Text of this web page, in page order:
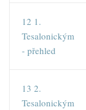
12 1.
Tesalonickým
- přehled
13 2.
Tesalonickým